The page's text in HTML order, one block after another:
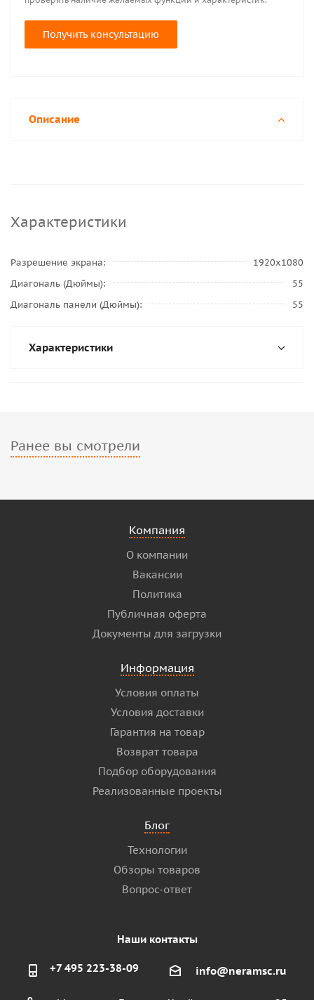
Получить консультацию
Описание
Характеристики
Разрешение экрана
1920x1080
Диагональ (Дюймы)
55
Диагональ панели (Дюймы)
55
Характеристики
Ранее вы смотрели
Компания
О компании
Вакансии
Политика
Публичная оферта
Документы для загрузки
Информация
Условия оплаты
Условия доставки
Гарантия на товар
Возврат товара
Подбор оборудования
Реализованные проекты
Блог
Технологии
Обзоры товаров
Вопрос-ответ
Наши контакты
+7 495 223-38-09 info@neramsc.ru